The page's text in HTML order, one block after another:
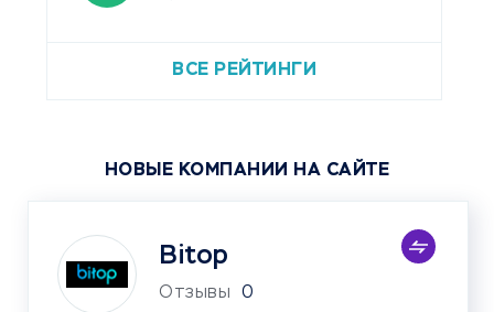
ВСЕ РЕЙТИНГИ
НОВЫЕ КОМПАНИИ НА САЙТЕ
Bitop
Отзывы 0